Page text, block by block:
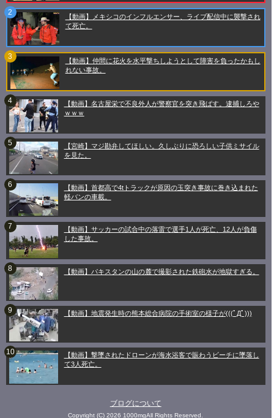
【動画】メキシコのインフルエンサー、ライブ配信中に襲撃され
て死亡。
【動画】仲間に花火を水平撃ちしようとして障害を負ったかもし
れない事故。
【動画】名古屋栄で不良外人が警察官を突き飛ばす。逮捕しろや
ｗｗｗ
【宮崎】マジ勘弁してほしい。久しぶりに恐ろしい子供ミサイル
を見た。
【動画】首都高で4tトラックが原因の玉突き事故に巻き込まれた
軽バンの車載。
【動画】サッカーの試合中の落雷で選手1人が死亡、12人が負傷
した事故。
【動画】パキスタンの山の麓で撮影された鉄砲水が地獄すぎる。
【動画】地震発生時の熊本総合病院の手術室の様子が(((ﾟДﾟ)))
【動画】撃墜されたドローンが海水浴客で賑わうビーチに墜落し
て3人死亡。
ブログについて
Copyright (C) 2026 1000mgAll Rights Reserved.